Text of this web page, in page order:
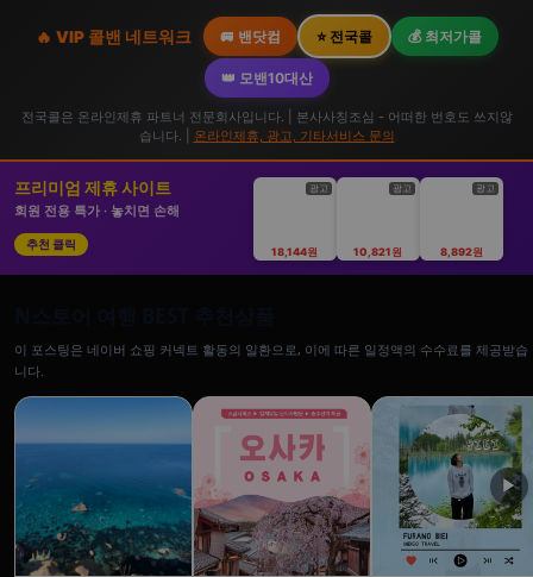
🔥 VIP 콜밴 네트워크 🚐 밴닷컴 ⭐ 전국콜 💰 최저가콜
👑 모밴10대산
전국콜은 온라인제휴 파트너 전문회사입니다. | 본사사칭조심 - 어떠한 번호도 쓰지않
습니다. |
온라인제휴, 광고, 기타서비스 문의
프리미엄 제휴 사이트
회원 전용 특가 · 놓치면 손해
추천 클릭
광고
18,144원
광고
10,821원
광고
8,892원
이 포스팅은 네이버 쇼핑 커넥트 활동의 일환으로, 이에 따른 일정액의 수수료를 제공받습
니다.
▶